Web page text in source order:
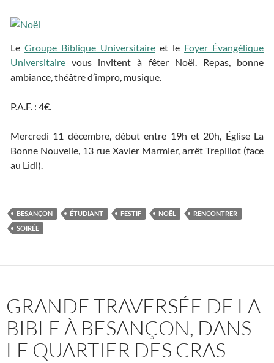
Le Groupe Biblique Universitaire et le Foyer Évangélique
Universitaire vous invitent à fêter Noël. Repas, bonne
ambiance, théâtre d’impro, musique.
P.A.F. : 4€.
Mercredi 11 décembre, début entre 19h et 20h, Église La
Bonne Nouvelle, 13 rue Xavier Marmier, arrêt Trepillot (face
au Lidl).
BESANÇON ÉTUDIANT FESTIF NOËL
RENCONTRER
SOIRÉE
GRANDE TRAVERSÉE DE LA
BIBLE À BESANÇON, DANS
LE QUARTIER DES CRAS